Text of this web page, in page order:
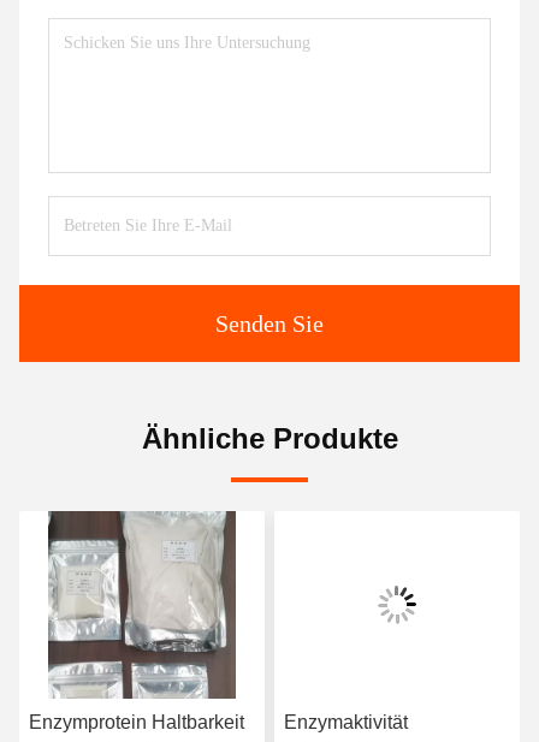
Senden Sie
Ähnliche Produkte
Enzymprotein Haltbarkeit
Enzymaktivität